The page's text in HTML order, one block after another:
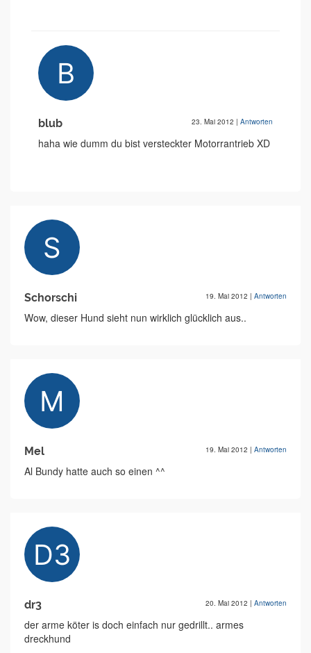
blub 23. Mai 2012 | Antworten
haha wie dumm du bist versteckter Motorrantrieb XD
Schorschi 19. Mai 2012 | Antworten
Wow, dieser Hund sieht nun wirklich glücklich aus..
Mel 19. Mai 2012 | Antworten
Al Bundy hatte auch so einen ^^
dr3 20. Mai 2012 | Antworten
der arme köter is doch einfach nur gedrillt.. armes
dreckhund